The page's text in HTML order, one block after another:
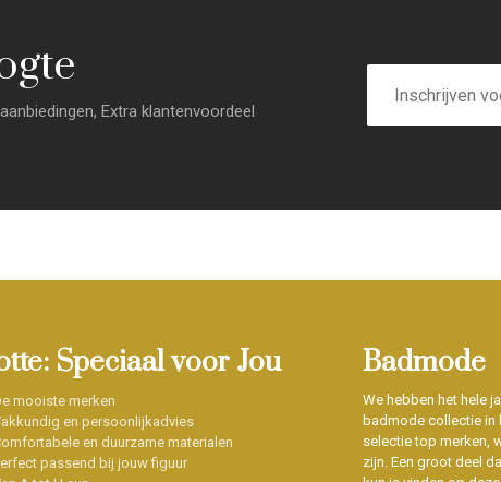
Extra klantenvoordeel
E-
mailadres
Speciaal voor Jou
mooiste merken
en persoonlijkadvies
en duurzame materialen
passend bij jouw figuur
Badmode
We hebben het hele
badmode collectie in
selectie top merken,
zijn. Een groot deel